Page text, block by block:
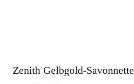
Zenith Gelbgold-Savonnette